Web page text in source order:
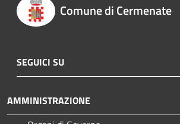
Comune di Cermenate
SEGUICI SU
AMMINISTRAZIONE